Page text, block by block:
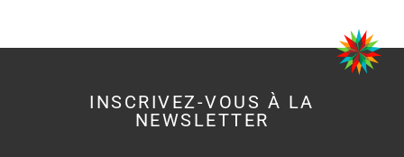
INSCRIVEZ-VOUS À LA
NEWSLETTER